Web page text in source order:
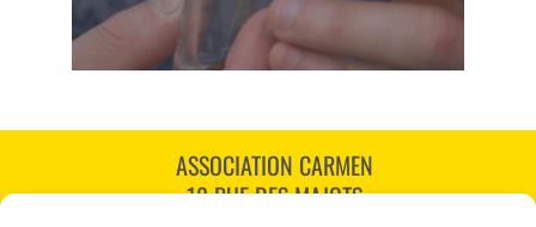
ASSOCIATION CARMEN
18 RUE DES MAJOTS